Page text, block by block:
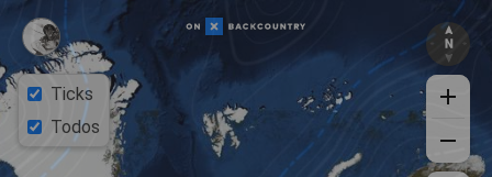
Ticks
Todos